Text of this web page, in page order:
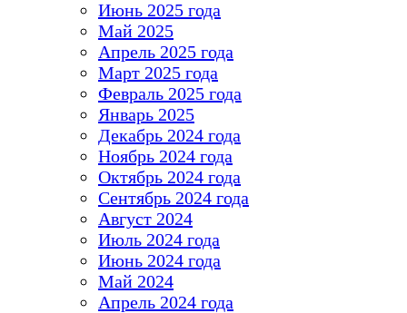
Июнь 2025 года
Май 2025
Апрель 2025 года
Март 2025 года
Февраль 2025 года
Январь 2025
Декабрь 2024 года
Ноябрь 2024 года
Октябрь 2024 года
Сентябрь 2024 года
Август 2024
Июль 2024 года
Июнь 2024 года
Май 2024
Апрель 2024 года